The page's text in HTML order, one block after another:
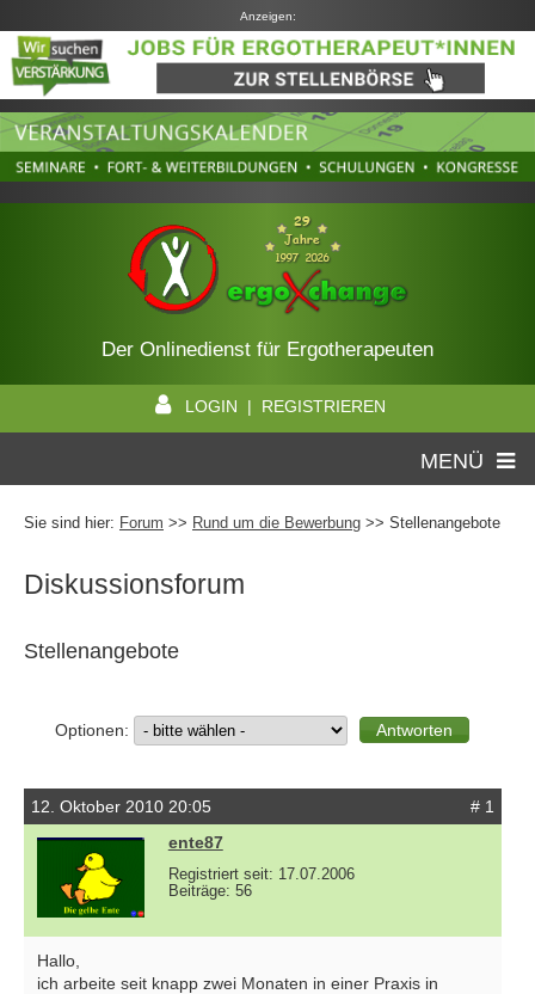
Anzeigen:
Der Onlinedienst für Ergotherapeuten
LOGIN | REGISTRIEREN
MENÜ
Sie sind hier: Forum >> Rund um die Bewerbung >> Stellenangebote
Diskussionsforum
Stellenangebote
Optionen:
12. Oktober 2010 20:05
# 1
ente87
Registriert seit: 17.07.2006
Beiträge: 56
Hallo,
ich arbeite seit knapp zwei Monaten in einer Praxis in